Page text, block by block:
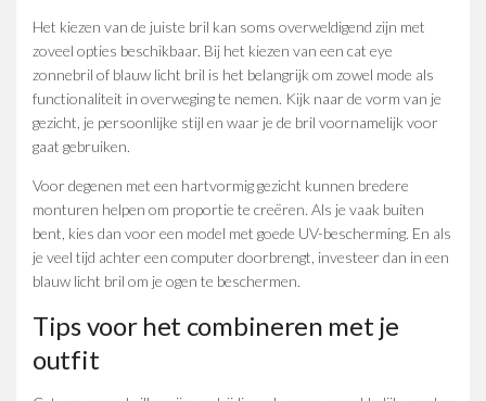
Het kiezen van de juiste bril kan soms overweldigend zijn met
zoveel opties beschikbaar. Bij het kiezen van een cat eye
zonnebril of blauw licht bril is het belangrijk om zowel mode als
functionaliteit in overweging te nemen. Kijk naar de vorm van je
gezicht, je persoonlijke stijl en waar je de bril voornamelijk voor
gaat gebruiken.
Voor degenen met een hartvormig gezicht kunnen bredere
monturen helpen om proportie te creëren. Als je vaak buiten
bent, kies dan voor een model met goede UV-bescherming. En als
je veel tijd achter een computer doorbrengt, investeer dan in een
blauw licht bril om je ogen te beschermen.
Tips voor het combineren met je
outfit